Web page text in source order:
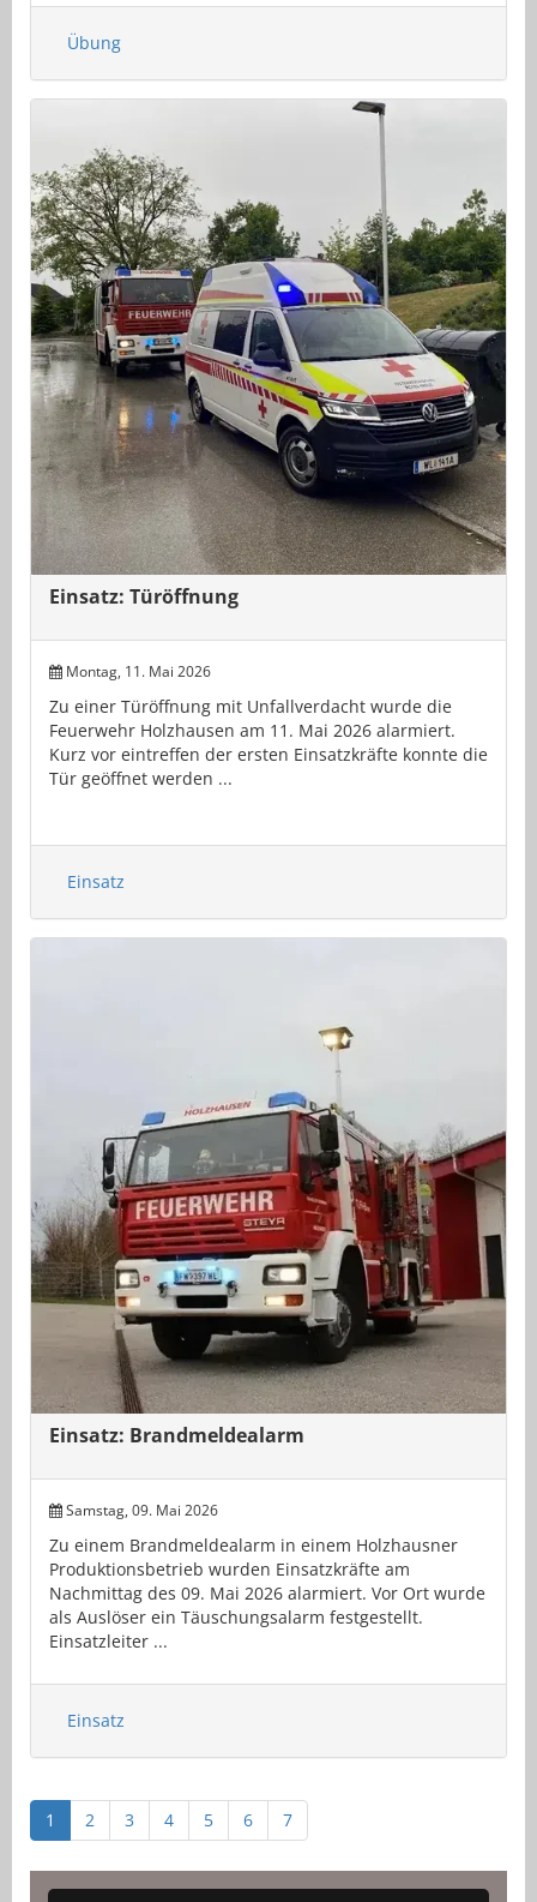
Übung
Einsatz: Türöffnung
Montag, 11. Mai 2026
Zu einer Türöffnung mit Unfallverdacht wurde die
Feuerwehr Holzhausen am 11. Mai 2026 alarmiert.
Kurz vor eintreffen der ersten Einsatzkräfte konnte die
Tür geöffnet werden ...
Einsatz
Einsatz: Brandmeldealarm
Samstag, 09. Mai 2026
Zu einem Brandmeldealarm in einem Holzhausner
Produktionsbetrieb wurden Einsatzkräfte am
Nachmittag des 09. Mai 2026 alarmiert. Vor Ort wurde
als Auslöser ein Täuschungsalarm festgestellt.
Einsatzleiter ...
Einsatz
1 2 3 4 5 6 7